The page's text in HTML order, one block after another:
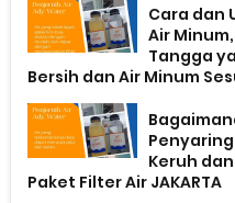
Cara dan
Air
Tangga
Bersih dan Air Minum
Keruh
Paket Filter Air JAKARTA